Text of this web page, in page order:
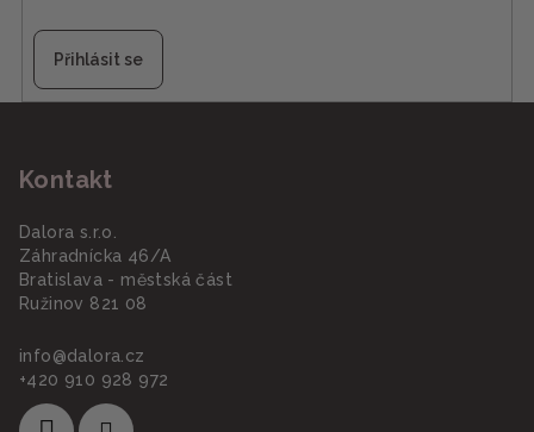
v
Přihlásit se
Kontakt
Dalora s.r.o.
Záhradnícka 46/A
Bratislava - městská část
Ružinov 821 08
info@dalora.cz
+420 910 928 972